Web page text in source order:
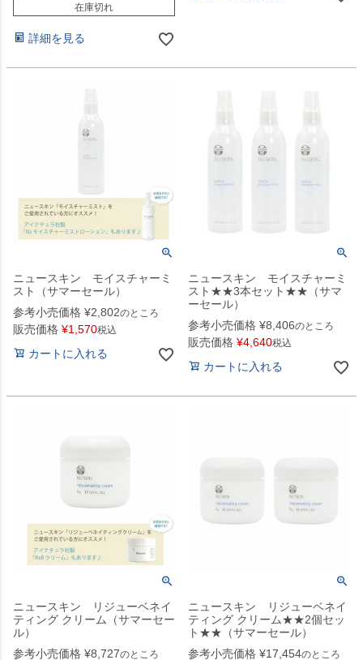
在庫切れ
詳細を見る
ニュースキン モイスチャーミ
スト（サマーセール）
参考小売価格 ¥2,802のところ
販売価格 ¥1,570税込
カートに入れる
ニュースキン モイスチャーミ
スト★★3本セット★★（サマ
ーセール）
参考小売価格 ¥8,406のところ
販売価格 ¥4,640税込
カートに入れる
ニュースキン リジューベネイ
ティング クリーム（サマーセー
ル）
参考小売価格 ¥8,727のところ
ニュースキン リジューベネイ
ティング クリーム★★2個セッ
ト★★（サマーセール）
参考小売価格 ¥17,454のところ